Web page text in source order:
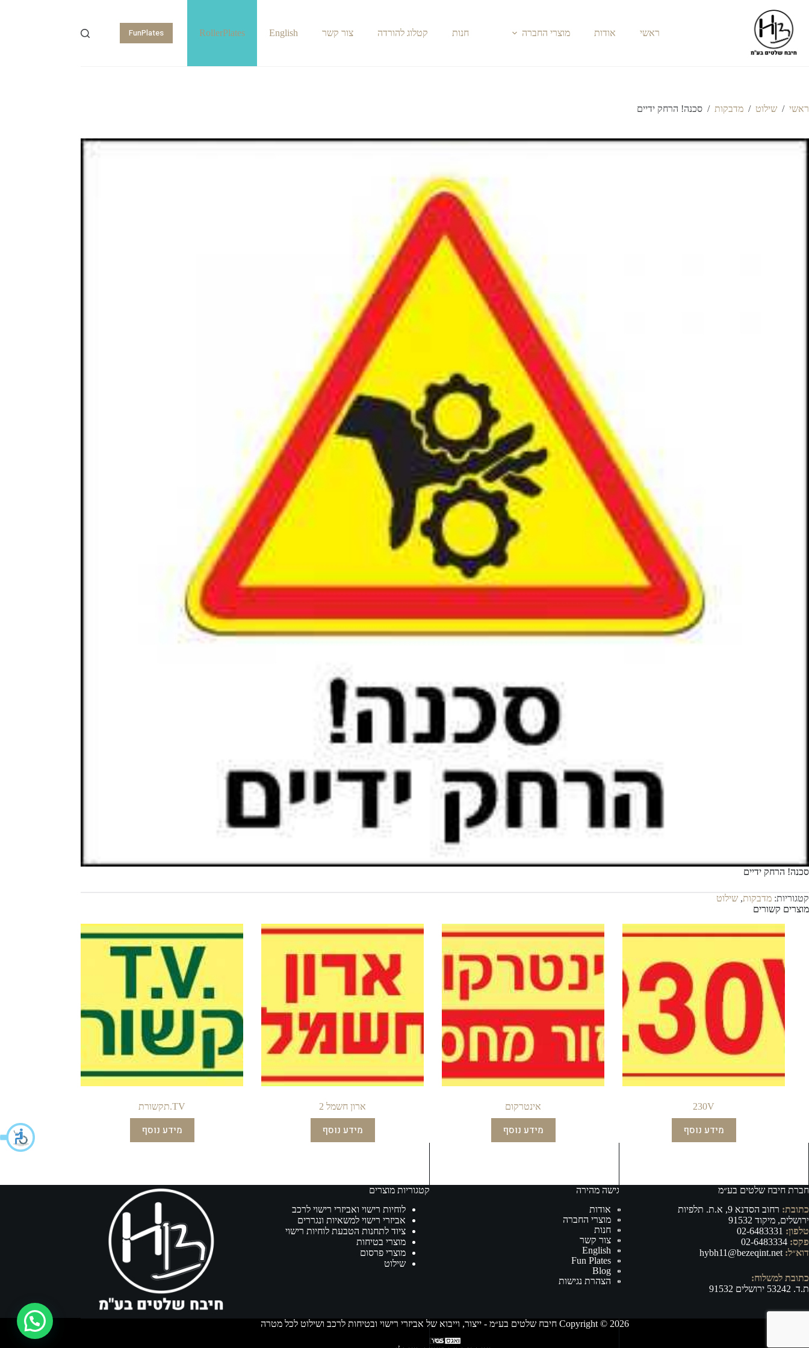
ראשי אודות מוצרי החברה חנות קטלוג להורדה צור קשר English
RollerPlates
FunPlates
Shopping
ראשי / שילוט / מדבקות / סכנה! הרחק ידיים
סכנה! הרחק ידיים
קטגוריות: מדבקות, שילוט
מוצרים קשורים
230V
מידע נוסף
אינטרקום
מידע נוסף
ארון חשמל 2
מידע נוסף
TV.תקשורת
מידע נוסף
חברת חיבח שלטים בע״מ
כתובת:
רחוב הסדנא 9, א.ת. תלפיות
ירושלים, מיקוד 91532
טלפון: 02-6483331
פקס:
דוא״ל: hybh11@bezeqint.net
כתובת למשלוח:
ת.ד. 53242 ירושלים 91532
גישה מהירה
אודות
מוצרי החברה
חנות
צור קשר
English
Fun Plates
Blog
הצהרת נגישות
קטגוריות מוצרים
לוחיות רישוי ואביזרי רישוי לרכב
אביזרי רישוי למשאיות ונגררים
ציוד לתחנות הטבעת לוחיות רישוי
מוצרי בטיחות
מוצרי פרסום
שילוט
Copyright © 2026 חיבח שלטים בע״מ - ייצור, וייבוא של אביזרי רישוי ובטיחות לרכב ושילוט לכל מטרה איך אפשר לעזור?